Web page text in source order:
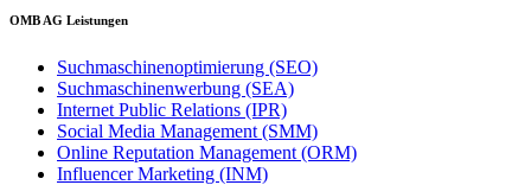
OMB AG Leistungen
Suchmaschinenoptimierung (SEO)
Suchmaschinenwerbung (SEA)
Internet Public Relations (IPR)
Social Media Management (SMM)
Online Reputation Management (ORM)
Influencer Marketing (INM)